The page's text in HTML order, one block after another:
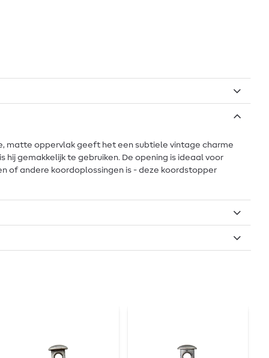
matte oppervlak geeft het een subtiele vintage charme
gemakkelijk te gebruiken. De opening is ideaal voor
of andere koordoplossingen is - deze koordstopper